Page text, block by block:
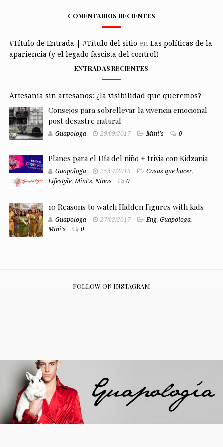
COMENTARIOS RECIENTES
#Título de Entrada | #Título del sitio en Las políticas de la
apariencia (y el legado fascista del control)
ENTRADAS RECIENTES
Artesanía sin artesanos: ¿la visibilidad que queremos?
Consejos para sobrellevar la vivencia emocional
post desastre natural
Guapologa 29/09/2017 Mini's 0
Planes para el Día del niño + trivia con Kidzania
Guapologa 25/04/2019 Cosas que hacer,
Lifestyle,Mini's,Niños 0
10 Reasons to watch Hidden Figures with kids
Guapologa 27/02/2017 Eng, Guapóloga,
Mini's
0
FOLLOW ON INSTAGRAM